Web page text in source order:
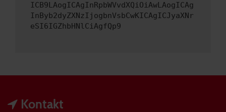
ICB9LAogICAgInRpbWVvdXQiOiAwLAogICAg
InByb2dyZXNzIjogbnVsbCwKICAgICJyaXNr
eSI6IGZhbHNlCiAgfQp9
Kontakt